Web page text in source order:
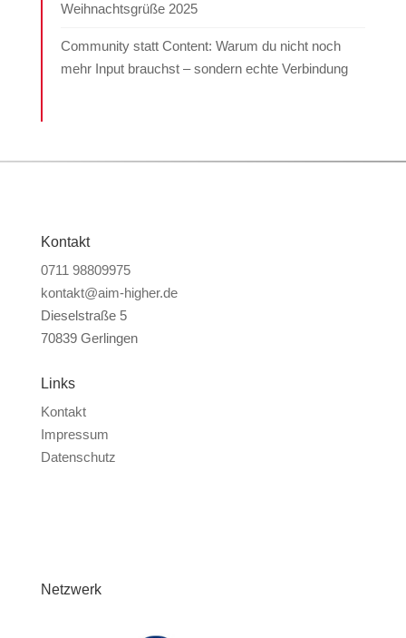
Weihnachtsgrüße 2025
Community statt Content: Warum du nicht noch
mehr Input brauchst – sondern echte Verbindung
Kontakt
0711 98809975
kontakt@aim-higher.de
Dieselstraße 5
70839 Gerlingen
Links
Kontakt
Impressum
Datenschutz
Netzwerk